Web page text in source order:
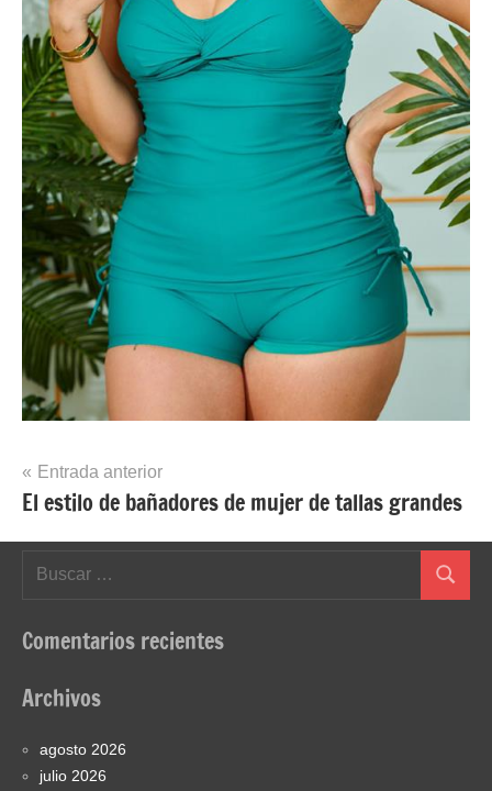
Navegación
de
entradas
Entrada anterior
El estilo de bañadores de mujer de tallas grandes
Buscar
Comentarios recientes
Archivos
agosto 2026
julio 2026